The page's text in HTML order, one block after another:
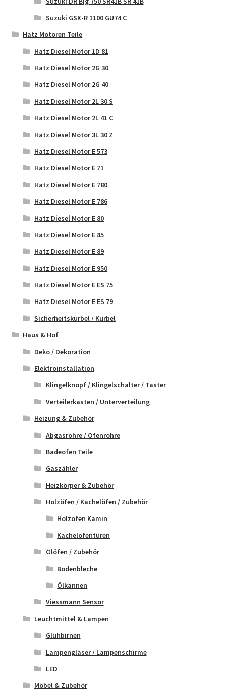
Suzuki GSX-R 1100 GU74 C
Hatz Motoren Teile
Hatz Diesel Motor 1D 81
Hatz Diesel Motor 2G 30
Hatz Diesel Motor 2G 40
Hatz Diesel Motor 2L 30 S
Hatz Diesel Motor 2L 41 C
Hatz Diesel Motor 3L 30 Z
Hatz Diesel Motor E 573
Hatz Diesel Motor E 71
Hatz Diesel Motor E 780
Hatz Diesel Motor E 786
Hatz Diesel Motor E 80
Hatz Diesel Motor E 85
Hatz Diesel Motor E 89
Hatz Diesel Motor E 950
Hatz Diesel Motor E ES 75
Hatz Diesel Motor E ES 79
Sicherheitskurbel / Kurbel
Haus & Hof
Deko / Dekoration
Elektroinstallation
Klingelknopf / Klingelschalter / Taster
Verteilerkasten / Unterverteilung
Heizung & Zubehör
Abgasrohre / Ofenrohre
Badeofen Teile
Gaszähler
Heizkörper & Zubehör
Holzöfen / Kachelöfen / Zubehör
Holzofen Kamin
Kachelofentüren
Ölöfen / Zubehör
Bodenbleche
Ölkannen
Viessmann Sensor
Leuchtmittel & Lampen
Glühbirnen
Lampengläser / Lampenschirme
LED
Möbel & Zubehör